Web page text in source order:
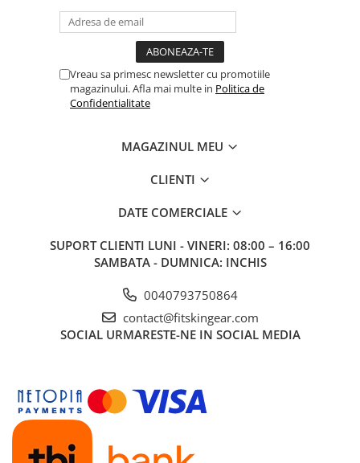
Vreau sa primesc newsletter cu promotiile
magazinului. Afla mai multe in Politica de
Confidentialitate
MAGAZINUL MEU
CLIENTI
DATE COMERCIALE
SUPORT CLIENTI LUNI - VINERI: 08:00 – 16:00
SAMBATA - DUMNICA: INCHIS
0040793750864
contact@fitskingear.com
SOCIAL URMARESTE-NE IN SOCIAL MEDIA